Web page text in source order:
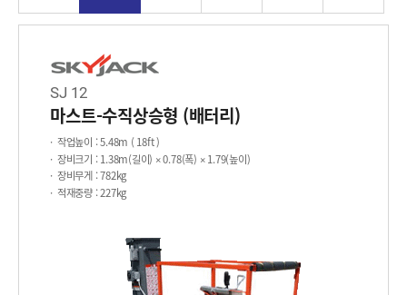
SJ 12
마스트-수직상승형 (배터리)
작업높이 : 5.48m ( 18ft )
장비크기 : 1.38m(길이) × 0.78(폭) × 1.79(높이)
장비무게: 782kg
적재중량: 227kg